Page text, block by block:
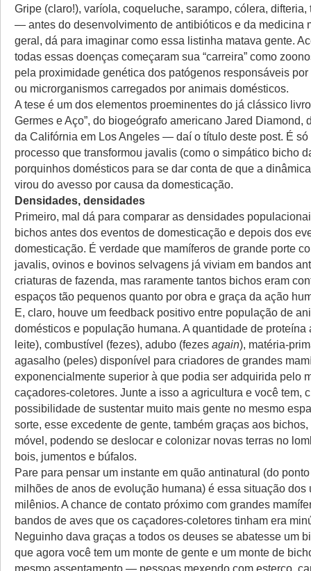
Gripe (claro!), varíola, coqueluche, sarampo, cólera, difteria,
— antes do desenvolvimento de antibióticos e da medicina
geral, dá para imaginar como essa listinha matava gente.
todas essas doenças começaram sua “carreira” como
pela proximidade genética dos patógenos responsáveis
ou microrganismos carregados por animais domésticos.
A tese é um dos elementos proeminentes do já clássico
Germes e Aço”, do biogeógrafo americano Jared Diamond,
da Califórnia em Los Angeles — daí o título deste post. É só
processo que transformou javalis (como o simpático bicho
porquinhos domésticos para se dar conta de que a
virou do avesso por causa da domesticação.
Densidades, densidades
Primeiro, mal dá para comparar as densidades
bichos antes dos eventos de domesticação e depois dos
domesticação. É verdade que mamíferos de grande porte
javalis, ovinos e bovinos selvagens já viviam em bandos
criaturas de fazenda, mas raramente tantos bichos eram
espaços tão pequenos quanto por obra e graça da ação
E, claro, houve um feedback positivo entre população de
domésticos e população humana. A quantidade de proteína
leite), combustível (fezes), adubo (fezes again), matéria-
agasalho (peles) disponível para criadores de grandes
exponencialmente superior à que podia ser adquirida pelo
caçadores-coletores. Junte a isso a agricultura e você tem,
possibilidade de sustentar muito mais gente no mesmo
sorte, esse excedente de gente, também graças aos
móvel, podendo se deslocar e colonizar novas terras no
bois, jumentos e búfalos.
Pare para pensar um instante em quão antinatural (do
milhões de anos de evolução humana) é essa situação dos
milênios. A chance de contato próximo com grandes
bandos de aves que os caçadores-coletores tinham era
Neguinho dava graças a todos os deuses se abatesse um
que agora você tem um monte de gente e um monte de
mesmo assentamento — pessoas mexendo com esterco,